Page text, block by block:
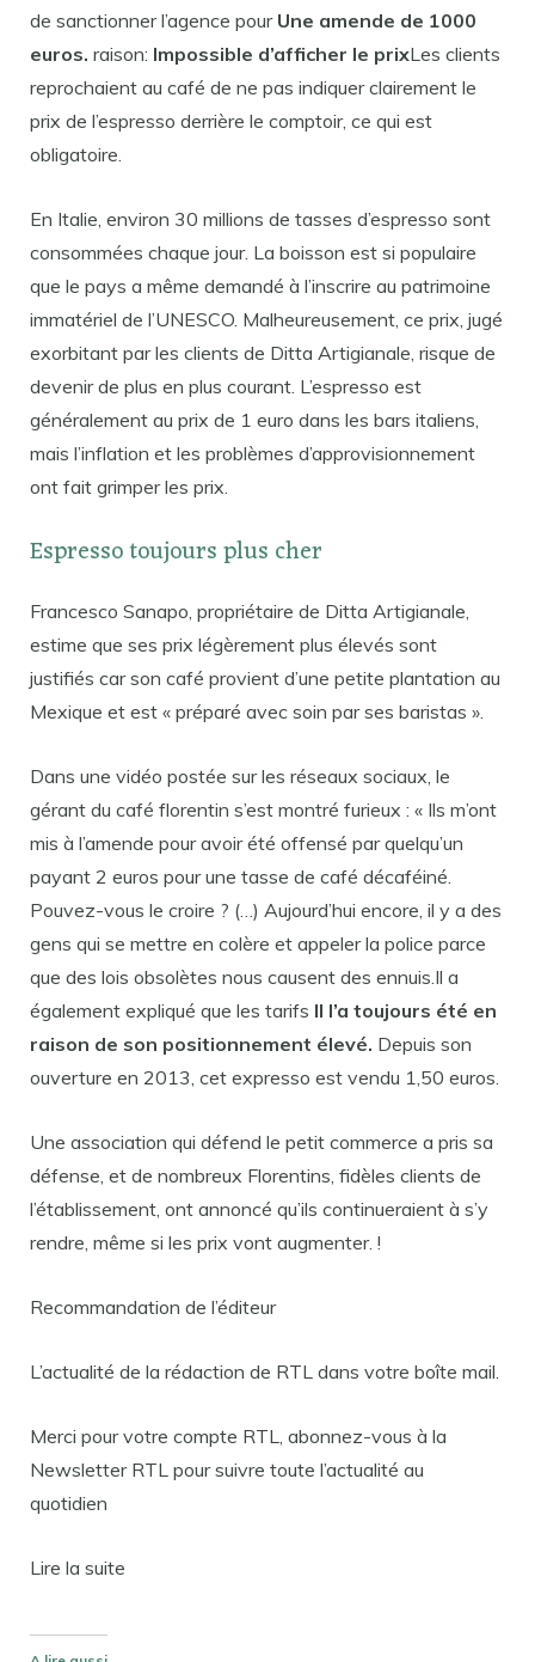
de sanctionner l’agence pour Une amende de 1000
euros. raison: Impossible d’afficher le prixLes clients
reprochaient au café de ne pas indiquer clairement le
prix de l’espresso derrière le comptoir, ce qui est
obligatoire.
En Italie, environ 30 millions de tasses d’espresso sont
consommées chaque jour. La boisson est si populaire
que le pays a même demandé à l’inscrire au patrimoine
immatériel de l’UNESCO. Malheureusement, ce prix, jugé
exorbitant par les clients de Ditta Artigianale, risque de
devenir de plus en plus courant. L’espresso est
généralement au prix de 1 euro dans les bars italiens,
mais l’inflation et les problèmes d’approvisionnement
ont fait grimper les prix.
Espresso toujours plus cher
Francesco Sanapo, propriétaire de Ditta Artigianale,
estime que ses prix légèrement plus élevés sont
justifiés car son café provient d’une petite plantation au
Mexique et est « préparé avec soin par ses baristas ».
Dans une vidéo postée sur les réseaux sociaux, le
gérant du café florentin s’est montré furieux : « Ils m’ont
mis à l’amende pour avoir été offensé par quelqu’un
payant 2 euros pour une tasse de café décaféiné.
Pouvez-vous le croire ? (…) Aujourd’hui encore, il y a des
gens qui se mettre en colère et appeler la police parce
que des lois obsolètes nous causent des ennuis.Il a
également expliqué que les tarifs Il l’a toujours été en
raison de son positionnement élevé. Depuis son
ouverture en 2013, cet expresso est vendu 1,50 euros.
Une association qui défend le petit commerce a pris sa
défense, et de nombreux Florentins, fidèles clients de
l’établissement, ont annoncé qu’ils continueraient à s’y
rendre, même si les prix vont augmenter. !
Recommandation de l’éditeur
L’actualité de la rédaction de RTL dans votre boîte mail.
Merci pour votre compte RTL, abonnez-vous à la
Newsletter RTL pour suivre toute l’actualité au
quotidien
Lire la suite